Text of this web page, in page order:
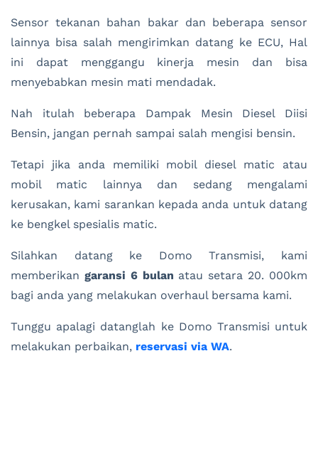
Sensor tekanan bahan bakar dan beberapa sensor
lainnya bisa salah mengirimkan datang ke ECU, Hal
ini dapat menggangu kinerja mesin dan bisa
menyebabkan mesin mati mendadak.
Nah itulah beberapa Dampak Mesin Diesel Diisi
Bensin, jangan pernah sampai salah mengisi bensin.
Tetapi jika anda memiliki mobil diesel matic atau
mobil matic lainnya dan sedang mengalami
kerusakan, kami sarankan kepada anda untuk datang
ke bengkel spesialis matic.
Silahkan datang ke Domo Transmisi, kami
memberikan garansi 6 bulan atau setara 20. 000km
bagi anda yang melakukan overhaul bersama kami.
Tunggu apalagi datanglah ke Domo Transmisi untuk
melakukan perbaikan, reservasi via WA.